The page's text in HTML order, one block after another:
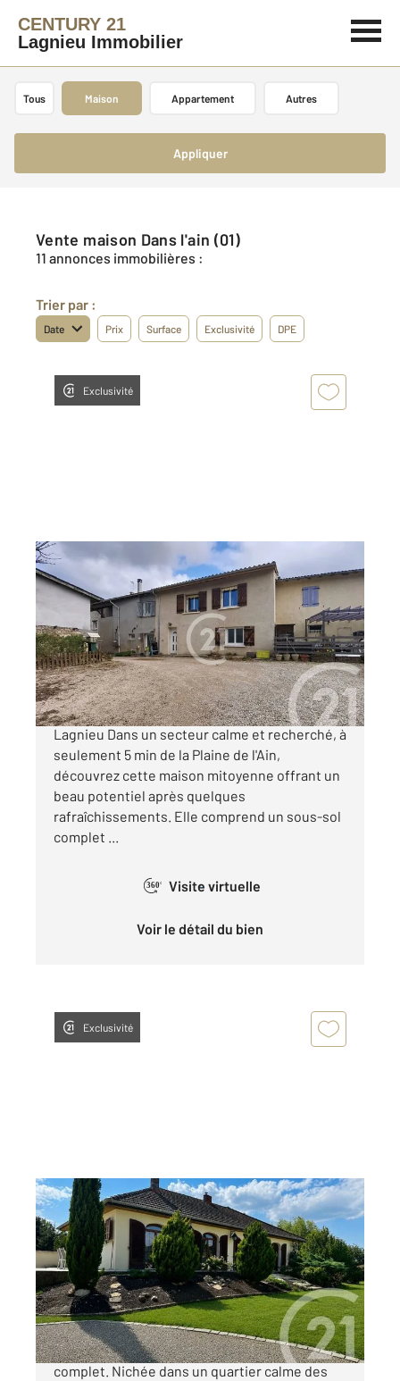
CENTURY 21
Lagnieu Immobilier
Tous Maison Appartement Autres
Appliquer
Vente maison Dans l'ain (01)
11 annonces immobilières :
Trier par :
Date Prix Surface Exclusivité DPE
Exclusivité
LAGNIEU 01
107,31 m
, 4 pièces
Ref : 1324
Maison à vendre
180 000 €
À vendre en exclusivité Maison mitoyenne à
Lagnieu Dans un secteur calme et recherché, à
seulement 5 min de la Plaine de l'Ain,
découvrez cette maison mitoyenne offrant un
beau potentiel après quelques
rafraîchissements. Elle comprend un sous-sol
complet ...
360° Visite virtuelle
Voir le détail du bien
Exclusivité
ST VULBAS 01
179 m 2, 7 pièces
Ref : 1399
Maison à vendre
500 000 €
Villa de caractère de 180 m² avec sous-sol
complet. Nichée dans un quartier calme des